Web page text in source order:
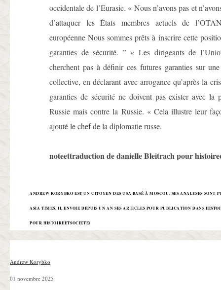
occidentale de l’Eurasie. « Nous n’avons pas et
d’attaquer les États membres actuels de
européenne Nous sommes prêts à inscrire cette
garanties de sécurité. ” « Les dirigeants de
cherchent pas à définir ces futures garanties sur
collective, en déclarant avec arrogance qu’après la
garanties de sécurité ne doivent pas exister avec la
Russie mais contre la Russie. « Cela illustre leur
ajouté le chef de la diplomatie russe.
noteettraduction de danielle Bleitrach pour
ANDREW KORYBKO EST UN CITOYEN DES USA BASÉ À MOSCOU. SES ANALYSES SONT
ASIA TIMES. IL ENVOIE DEPUIS UN AN SES ARTICLES POUR PUBLICATION DANS
POUR HISTOIREETSOCIETE)
Andrew Korybko
01 novembre 2025